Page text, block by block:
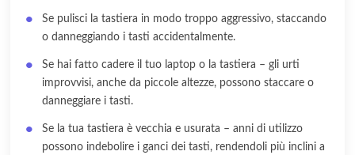
Se pulisci la tastiera in modo troppo aggressivo, staccando
o danneggiando i tasti accidentalmente.
Se hai fatto cadere il tuo laptop o la tastiera – gli urti
improvvisi, anche da piccole altezze, possono staccare o
danneggiare i tasti.
Se la tua tastiera è vecchia e usurata – anni di utilizzo
possono indebolire i ganci dei tasti, rendendoli più inclini a